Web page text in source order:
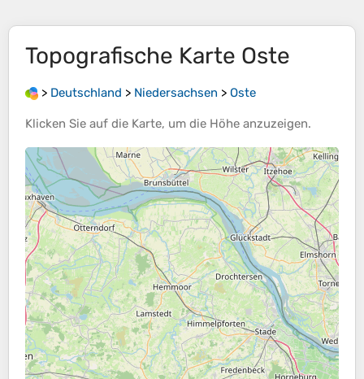
Topografische Karte Oste
> Deutschland > Niedersachsen > Oste
Klicken Sie auf die Karte, um die Höhe anzuzeigen.